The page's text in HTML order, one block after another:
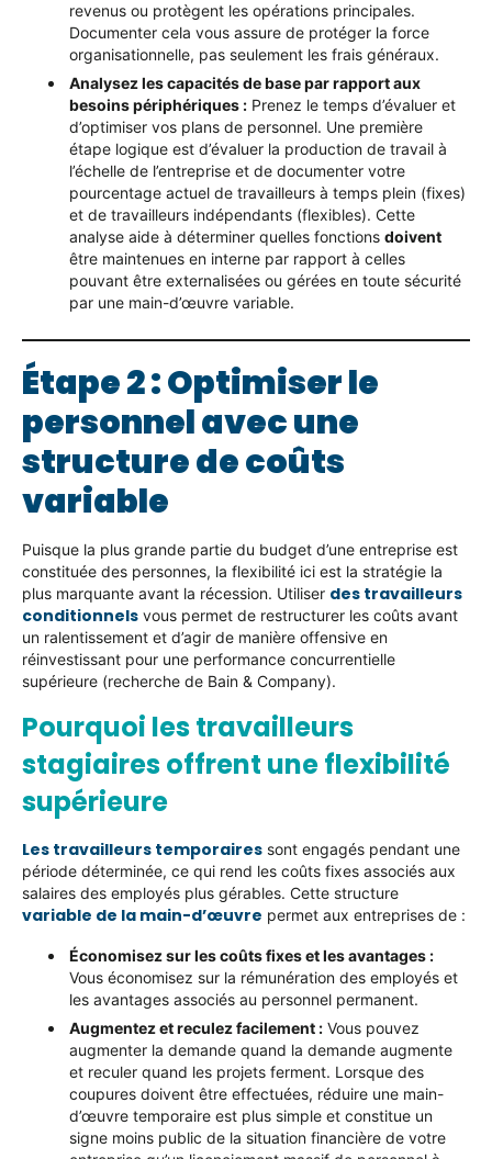
revenus ou protègent les opérations principales.
Documenter cela vous assure de protéger la force
organisationnelle, pas seulement les frais généraux.
Analysez les capacités de base par rapport aux
besoins périphériques : Prenez le temps d’évaluer et
d’optimiser vos plans de personnel. Une première
étape logique est d’évaluer la production de travail à
l’échelle de l’entreprise et de documenter votre
pourcentage actuel de travailleurs à temps plein (fixes)
et de travailleurs indépendants (flexibles). Cette
analyse aide à déterminer quelles fonctions doivent
être maintenues en interne par rapport à celles
pouvant être externalisées ou gérées en toute sécurité
par une main-d’œuvre variable.
Étape 2 : Optimiser le
personnel avec une
structure de coûts
variable
Puisque la plus grande partie du budget d’une entreprise est
constituée des personnes, la flexibilité ici est la stratégie la
plus marquante avant la récession. Utiliser des travailleurs
conditionnels vous permet de restructurer les coûts avant
un ralentissement et d’agir de manière offensive en
réinvestissant pour une performance concurrentielle
supérieure (recherche de Bain & Company).
Pourquoi les travailleurs
stagiaires offrent une flexibilité
supérieure
Les travailleurs temporaires sont engagés pendant une
période déterminée, ce qui rend les coûts fixes associés aux
salaires des employés plus gérables. Cette structure
variable de la main-d’œuvre permet aux entreprises de :
Économisez sur les coûts fixes et les avantages :
Vous économisez sur la rémunération des employés et
les avantages associés au personnel permanent.
Augmentez et reculez facilement : Vous pouvez
augmenter la demande quand la demande augmente
et reculer quand les projets ferment. Lorsque des
coupures doivent être effectuées, réduire une main-
d’œuvre temporaire est plus simple et constitue un
signe moins public de la situation financière de votre